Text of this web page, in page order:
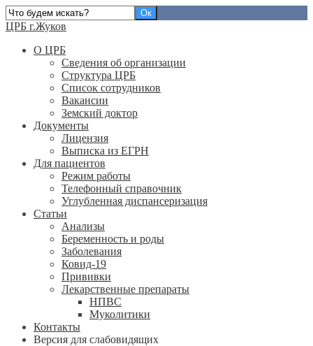
ЦРБ г.Жуков
О ЦРБ
Сведения об организации
Структура ЦРБ
Список сотрудников
Вакансии
Земский доктор
Документы
Лицензия
Выписка из ЕГРН
Для пациентов
Режим работы
Телефонный справочник
Углубленная диспансеризация
Статьи
Анализы
Беременность и роды
Заболевания
Ковид-19
Прививки
Лекарственные препараты
НПВС
Муколитики
Контакты
Версия для слабовидящих